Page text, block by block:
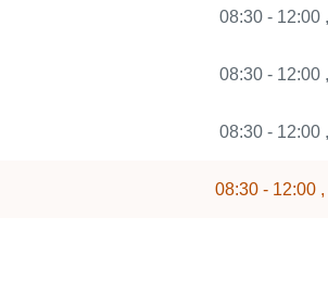
08:30 - 12:00
08:30 - 12:00
08:30 - 12:00
08:30 - 12:00